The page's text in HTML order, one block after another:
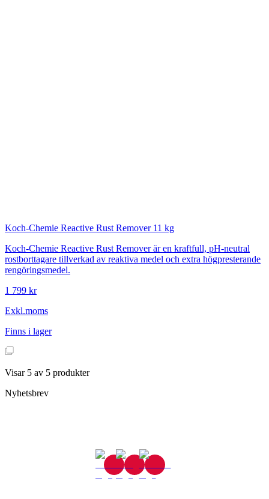
Koch-Chemie Reactive Rust Remover 11 kg
Koch-Chemie Reactive Rust Remover är en kraftfull, pH-neutral
rostborttagare tillverkad av reaktiva medel och extra högpresterande
rengöringsmedel.
1 799 kr
Exkl.moms
Finns i lager
Visar5 av 5 produkter
Nyhetsbrev